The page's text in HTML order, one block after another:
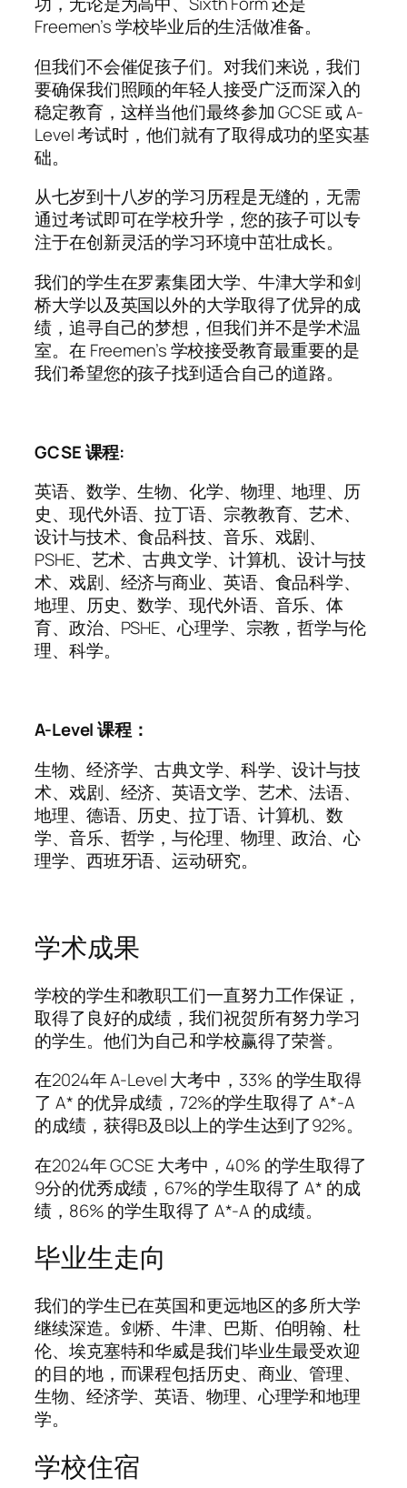
Freemen’s 学校毕业后的生活做准备。
但我们不会催促孩子们。对我们来说，我们
要确保我们照顾的年轻人接受广泛而深入的
稳定教育，这样当他们最终参加 GCSE 或 A-
Level 考试时，他们就有了取得成功的坚实基
础。
从七岁到十八岁的学习历程是无缝的，无需
通过考试即可在学校升学，您的孩子可以专
注于在创新灵活的学习环境中茁壮成长。
我们的学生在罗素集团大学、牛津大学和剑
桥大学以及英国以外的大学取得了优异的成
绩，追寻自己的梦想，但我们并不是学术温
室。在 Freemen’s 学校接受教育最重要的是
我们希望您的孩子找到适合自己的道路。
GCSE 课程:
英语、数学、生物、化学、物理、地理、历
史、现代外语、拉丁语、宗教教育、艺术、
设计与技术、食品科技、音乐、戏剧、
PSHE、艺术、古典文学、计算机、设计与技
术、戏剧、经济与商业、英语、食品科学、
地理、历史、数学、现代外语、音乐、体
育、政治、PSHE、心理学、宗教，哲学与伦
理、科学。
A-Level 课程：
生物、经济学、古典文学、科学、设计与技
术、戏剧、经济、英语文学、艺术、法语、
地理、德语、历史、拉丁语、计算机、数
学、音乐、哲学，与伦理、物理、政治、心
理学、西班牙语、运动研究。
学术成果
学校的学生和教职工们一直努力工作保证，
取得了良好的成绩，我们祝贺所有努力学习
的学生。他们为自己和学校赢得了荣誉。
在2024年 A-Level 大考中，33% 的学生取得
了 A* 的优异成绩，72%的学生取得了 A*-A
的成绩，获得B及B以上的学生达到了92%。
在2024年 GCSE 大考中，40% 的学生取得了
9分的优秀成绩，67%的学生取得了 A* 的成
绩，86% 的学生取得了 A*-A 的成绩。
毕业生走向
我们的学生已在英国和更远地区的多所大学
继续深造。剑桥、牛津、巴斯、伯明翰、杜
伦、埃克塞特和华威是我们毕业生最受欢迎
的目的地，而课程包括历史、商业、管理、
生物、经济学、英语、物理、心理学和地理
学。
学校住宿